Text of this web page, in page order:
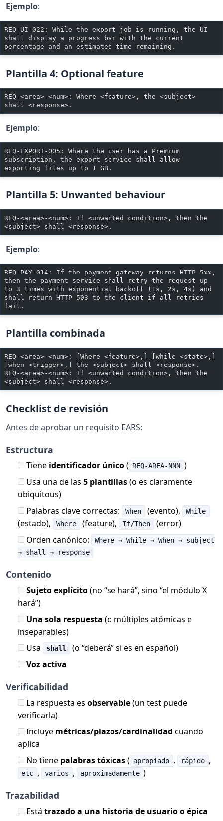
Ejemplo:
REQ-UI-022: While the export job is running, the UI
shall display a progress bar with the current
percentage and an estimated time remaining.
Plantilla 4: Optional feature
REQ-<area>-<num>: Where <feature>, the <subject>
shall <response>.
Ejemplo:
REQ-EXPORT-005: Where the user has a Premium
subscription, the export service shall allow
exporting files up to 1 GB.
Plantilla 5: Unwanted behaviour
REQ-<area>-<num>: If <unwanted condition>, then the
<subject> shall <response>.
Ejemplo:
REQ-PAY-014: If the payment gateway returns HTTP 5xx,
then the payment service shall retry the request up
to 3 times with exponential backoff (1s, 2s, 4s) and
shall return HTTP 503 to the client if all retries
fail.
Plantilla combinada
REQ-<area>-<num>: [Where <feature>,] [while <state>,]
[when <trigger>,] the <subject> shall <response>.
REQ-<area>-<num>: If <unwanted condition>, then the
<subject> shall <response>.
Checklist de revisión
Antes de aprobar un requisito EARS:
Estructura
Tiene identificador único( REQ-AREA-NNN )
Usa una de las 5 plantillas(o es claramente
ubiquitous)
Palabras clave correctas:
When (evento), While
(estado), Where (feature), If/Then
(error)
Orden canónico:
Where → While → When → subject
→ shall → response
Contenido
Sujeto explícito(no “se hará”, sino “el módulo X
hará”)
Una sola respuesta (o múltiples atómicas e
inseparables)
Usa
shall
(o “deberá” si es en español)
Voz activa
Verificabilidad
La respuesta es observable(un test puede
verificarla)
Incluye métricas/plazos/cardinalidad cuando
aplica
No tiene palabras tóxicas( apropiado , rápido ,
etc , varios , aproximadamente )
Trazabilidad
Está trazado a una historia de usuario o épica